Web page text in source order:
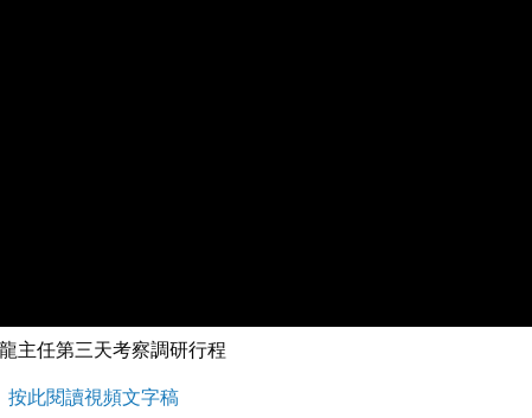
主任第三天考察調研行程
按此閱讀視頻文字稿